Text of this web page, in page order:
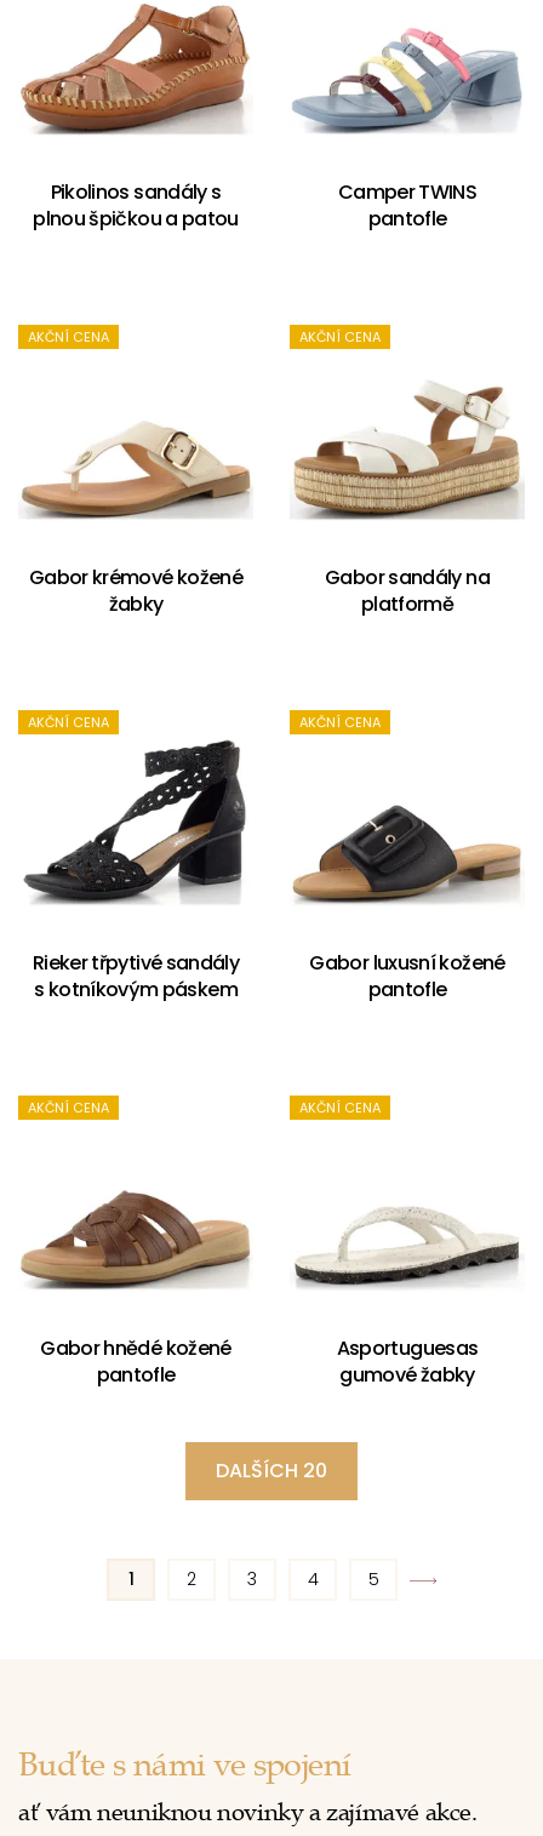
Pikolinos sandály s
plnou špičkou a patou
Camper TWINS
pantofle
AKČNÍ CENA
Gabor krémové kožené
žabky
AKČNÍ CENA
Gabor sandály na
platformě
AKČNÍ CENA
Rieker třpytivé sandály
s kotníkovým páskem
AKČNÍ CENA
Gabor luxusní kožené
pantofle
AKČNÍ CENA
Gabor hnědé kožené
pantofle
AKČNÍ CENA
Asportuguesas
gumové žabky
1 2 3 4 5
DALŠÍCH 20
Buďte s námi ve spojení
ať vám neuniknou novinky a zajímavé akce.